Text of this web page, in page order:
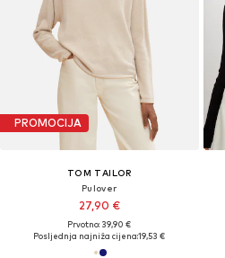
PROMOCIJA
TOM TAILOR
Pulover
27,90 €
Prvotno: 39,90 €
Posljednja najniža cijena:19,53 €